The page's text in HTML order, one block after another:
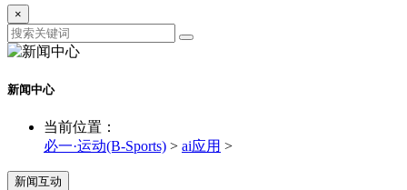
×
新闻中心
当前位置：
必一·运动(B-Sports) > ai应用 >
新闻互动